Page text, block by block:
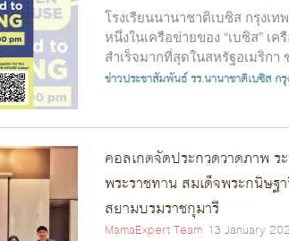
โรงเรียนนานาชาติเบซิส กรุงเท
หนึ่งในเครือข่ายของ “เบซิส” เ
สำเร็จมากที่สุดในสหรัฐอเมริก
ข่าวประชาสัมพันธ์รร.นานาชาติเบซิส ก
คอลเกตจัดประกวดวาดภาพ
พระราชทาน สมเด็จพระกนิษฐ
สยามบรมราชกุมารี
MamaExpert Team 13 January